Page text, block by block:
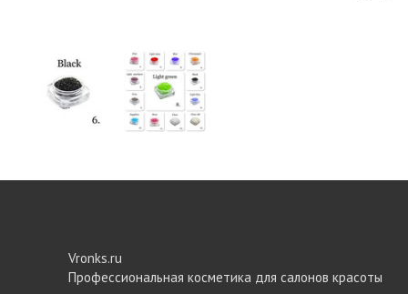
Vronks.ru
Профессиональная косметика для салонов красоты